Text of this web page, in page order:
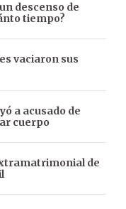
descenso de
tiempo?
vaciaron sus
a acusado de
cuerpo
de